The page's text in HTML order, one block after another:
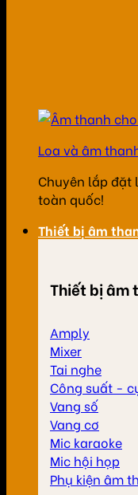
Loa và âm
Chuyên lắp đặt
toàn quốc!
Thiết bị âm
Thiết bị âm
Amply
Mixer
Tai nghe
Công suất -
Vang số
Vang cơ
Mic karaoke
Mic hội họp
Phụ kiện âm